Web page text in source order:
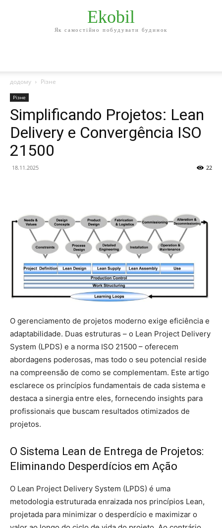
Ekobil
Як самостійно побудувати будинок
додому Різне
Різне
Simplificando Projetos: Lean
Delivery e Convergência ISO
21500
18.11.2025 22
O gerenciamento de projetos moderno exige eficiência e
adaptabilidade. Duas estruturas – o Lean Project Delivery
System (LPDS) e a norma ISO 21500 – oferecem
abordagens poderosas, mas todo o seu potencial reside
na compreensão de como se complementam. Este artigo
esclarece os princípios fundamentais de cada sistema e
destaca a sinergia entre eles, fornecendo insights para
profissionais que buscam resultados otimizados de
projetos.
O Sistema Lean de Entrega de Projetos:
Eliminando Desperdícios em Ação
O Lean Project Delivery System (LPDS) é uma
metodologia estruturada enraizada nos princípios Lean,
projetada para minimizar o desperdício e maximizar o